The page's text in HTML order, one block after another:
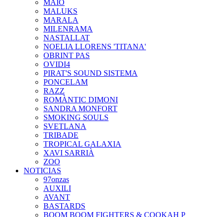
MAIO
MALUKS
MARALA
MILENRAMA
NASTALLAT
NOELIA LLORENS 'TITANA'
OBRINT PAS
OVIDI4
PIRAT'S SOUND SISTEMA
PONCELAM
RAZZ
ROMÀNTIC DIMONI
SANDRA MONFORT
SMOKING SOULS
SVETLANA
TRIBADE
TROPICAL GALAXIA
XAVI SARRIÀ
ZOO
NOTICIAS
97onzas
AUXILI
AVANT
BASTARDS
BOOM BOOM FIGHTERS & COOKAH P